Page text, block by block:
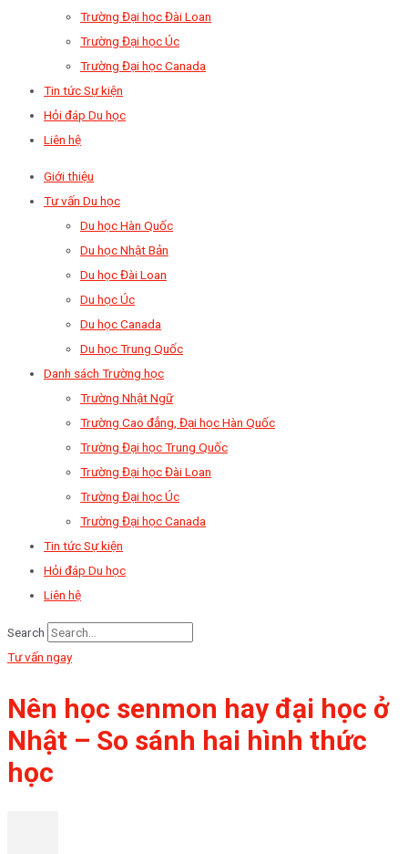
Trường Đại học Đài Loan
Trường Đại học Úc
Trường Đại học Canada
Tin tức Sự kiện
Hỏi đáp Du học
Liên hệ
Giới thiệu
Tư vấn Du học
Du học Hàn Quốc
Du học Nhật Bản
Du học Đài Loan
Du học Úc
Du học Canada
Du học Trung Quốc
Danh sách Trường học
Trường Nhật Ngữ
Trường Cao đẳng, Đại học Hàn Quốc
Trường Đại học Trung Quốc
Trường Đại học Đài Loan
Trường Đại học Úc
Trường Đại học Canada
Tin tức Sự kiện
Hỏi đáp Du học
Liên hệ
Search
Tư vấn ngay
Nên học senmon hay đại học ở
Nhật – So sánh hai hình thức
học